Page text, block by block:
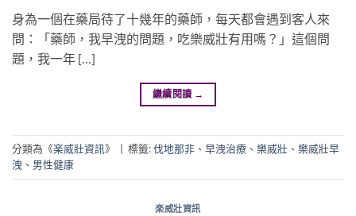
身為一個在藥局待了十幾年的藥師，每天都會遇到客人來
問：「藥師，我早洩的問題，吃樂威壯有用嗎？」這個問
題，我一年 […]
繼續閱讀 →
分類為《楽威壯資訊》 標籤:伐地那非 、 早洩治療 、 樂威壯 、 樂威壯早
洩 、 男性健康
楽威壯資訊